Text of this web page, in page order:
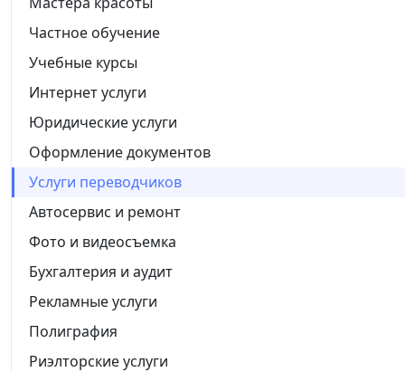
Частное обучение
Учебные курсы
Интернет услуги
Юридические услуги
Оформление документов
Услуги переводчиков
Автосервис и ремонт
Фото и видеосъемка
Бухгалтерия и аудит
Рекламные услуги
Полиграфия
Риэлторские услуги